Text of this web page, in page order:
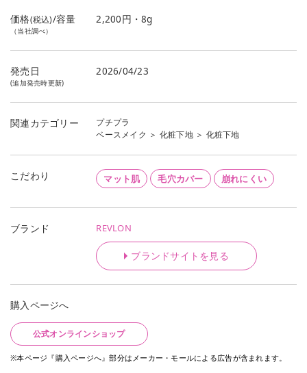
価格(税込)/容量
（当社調べ）
2,200円・8g
発売日
(追加発売時更新)
2026/04/23
関連カテゴリー
プチプラ
ベースメイク ＞ 化粧下地＞ 化粧下地
こだわり マット肌 毛穴カバー 崩れにくい
ブランド REVLON
ブランドサイトを見る
購入ページへ
公式オンラインショップ
※本ページ『購入ページへ』部分はメーカー・モールによる広告が含まれます。